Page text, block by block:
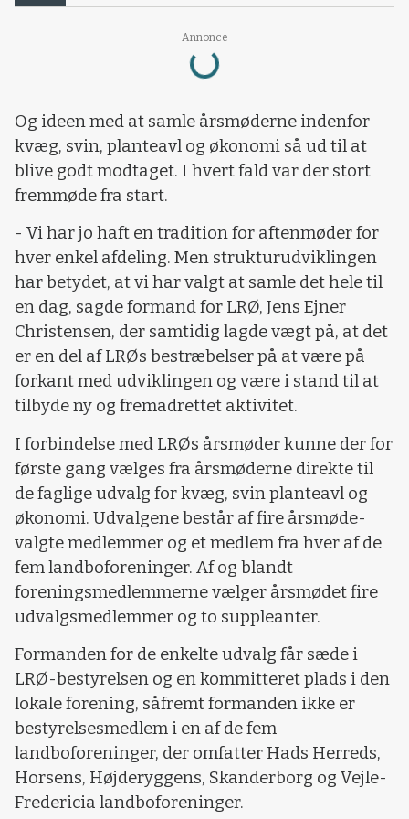
Annonce
Loading...
Og ideen med at samle årsmøderne indenfor
kvæg, svin, planteavl og økonomi så ud til at
blive godt modtaget. I hvert fald var der stort
fremmøde fra start.
- Vi har jo haft en tradition for aftenmøder for
hver enkel afdeling. Men strukturudviklingen
har betydet, at vi har valgt at samle det hele til
en dag, sagde formand for LRØ, Jens Ejner
Christensen, der samtidig lagde vægt på, at det
er en del af LRØs bestræbelser på at være på
forkant med udviklingen og være i stand til at
tilbyde ny og fremadrettet aktivitet.
I forbindelse med LRØs årsmøder kunne der for
første gang vælges fra årsmøderne direkte til
de faglige udvalg for kvæg, svin planteavl og
økonomi. Udvalgene består af fire årsmøde-
valgte medlemmer og et medlem fra hver af de
fem landboforeninger. Af og blandt
foreningsmedlemmerne vælger årsmødet fire
udvalgsmedlemmer og to suppleanter.
Formanden for de enkelte udvalg får sæde i
LRØ-bestyrelsen og en kommitteret plads i den
lokale forening, såfremt formanden ikke er
bestyrelsesmedlem i en af de fem
landboforeninger, der omfatter Hads Herreds,
Horsens, Højderyggens, Skanderborg og Vejle-
Fredericia landboforeninger.